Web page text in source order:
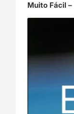
Muito Fácil –